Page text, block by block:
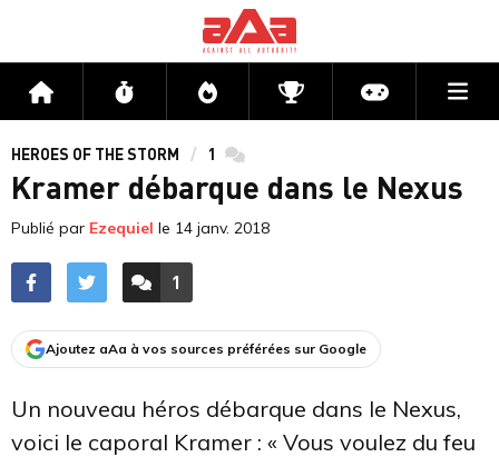
Accueil Flux Directs CompétitionsActu jeux
HEROES OF THE STORM 1 commentaires
Kramer débarque dans le Nexus
Publié par Ezequiel le 14 janv. 2018
ACCÉDER AUX
1
COMMENTAIRES
Ajoutez aAa à vos sources préférées sur Google
Un nouveau héros débarque dans le Nexus,
voici le caporal Kramer : « Vous voulez du feu